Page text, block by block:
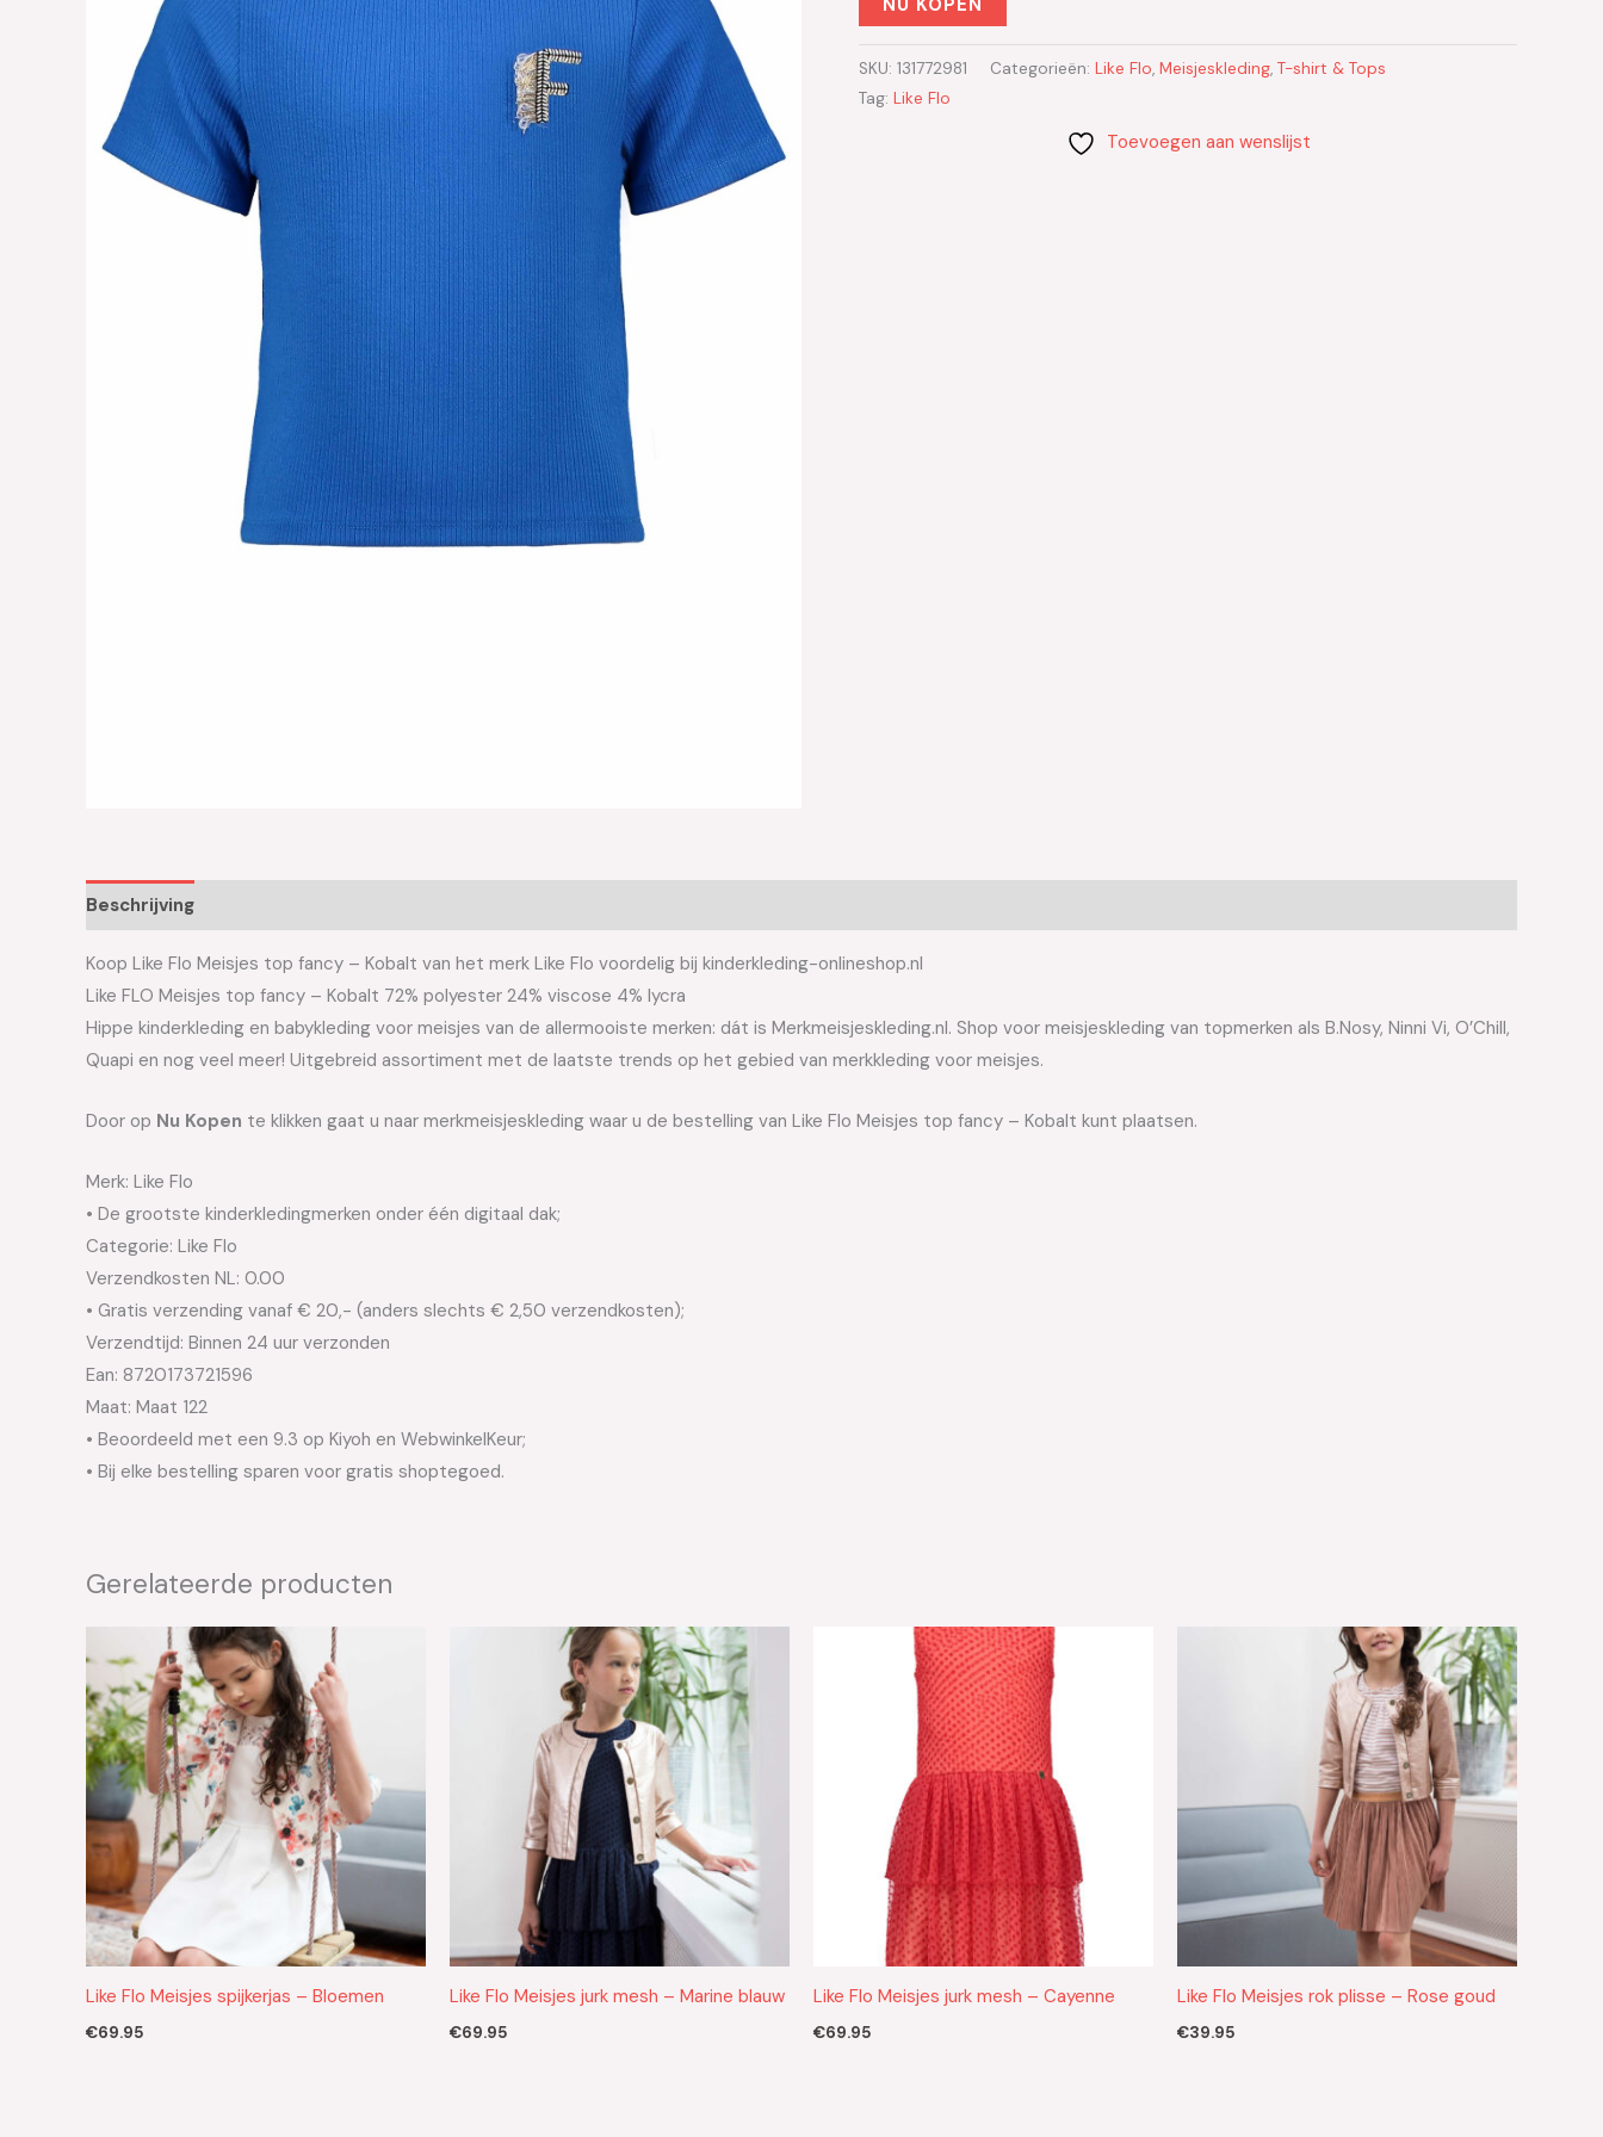
NU KOPEN
SKU: 131772981 Categorieën: Like Flo, Meisjeskleding, T-shirt & Tops
Tag: Like Flo
Toevoegen aan wenslijst
Beschrijving
Koop Like Flo Meisjes top fancy – Kobalt van het merk Like Flo voordelig bij kinderkleding-onlineshop.nl
Like FLO Meisjes top fancy – Kobalt 72% polyester 24% viscose 4% lycra
Hippe kinderkleding en babykleding voor meisjes van de allermooiste merken: dát is Merkmeisjeskleding.nl. Shop voor meisjeskleding van topmerken als B.Nosy, Ninni Vi, O’Chill,
Quapi en nog veel meer! Uitgebreid assortiment met de laatste trends op het gebied van merkkleding voor meisjes.
Door op Nu Kopen te klikken gaat u naar merkmeisjeskleding waar u de bestelling van Like Flo Meisjes top fancy – Kobalt kunt plaatsen.
Merk: Like Flo
• De grootste kinderkledingmerken onder één digitaal dak;
Categorie: Like Flo
Verzendkosten NL: 0.00
• Gratis verzending vanaf € 20,- (anders slechts € 2,50 verzendkosten);
Verzendtijd: Binnen 24 uur verzonden
Ean: 8720173721596
Maat: Maat 122
• Beoordeeld met een 9.3 op Kiyoh en WebwinkelKeur;
• Bij elke bestelling sparen voor gratis shoptegoed.
Gerelateerde producten
Like Flo Meisjes spijkerjas – Bloemen
€69.95
Like Flo Meisjes jurk mesh – Marine blauw
€69.95
Like Flo Meisjes jurk mesh – Cayenne
€69.95
Like Flo Meisjes rok plisse – Rose goud
€39.95